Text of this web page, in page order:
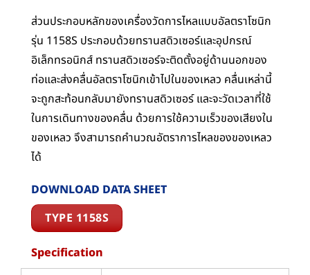
ส่วนประกอบหลักของเครื่องวัดการไหลแบบอัลตราโซนิก
รุ่น 1158S ประกอบด้วยทรานสดิวเซอร์และอุปกรณ์
อิเล็กทรอนิกส์ ทรานสดิวเซอร์จะติดตั้งอยู่ด้านนอกของ
ท่อและส่งคลื่นอัลตราโซนิกเข้าไปในของเหลว คลื่นเหล่านี้
จะถูกสะท้อนกลับมายังทรานสดิวเซอร์ และจะวัดเวลาที่ใช้
ในการเดินทางของคลื่น ด้วยการใช้ความเร็วของเสียงใน
ของเหลว จึงสามารถคำนวณอัตราการไหลของของเหลว
ได้
DOWNLOAD DATA SHEET
TYPE 1158S
Specification